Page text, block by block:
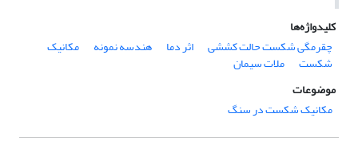
کلیدواژه‌ها
چقرمگی شکست حالت کششی
اثر دما هندسه نمونه مکانیک
شکست
ملات سیمان
موضوعات
مکانیک شکست در سنگ